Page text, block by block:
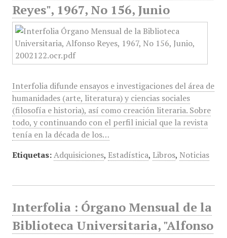
Reyes", 1967, No 156, Junio
Interfolia difunde ensayos e investigaciones del área de
humanidades (arte, literatura) y ciencias sociales
(filosofía e historia), así como creación literaria. Sobre
todo, y continuando con el perfil inicial que la revista
tenía en la década de los…
Etiquetas: Adquisiciones, Estadística, Libros, Noticias
Interfolia : Órgano Mensual de la
Biblioteca Universitaria, "Alfonso